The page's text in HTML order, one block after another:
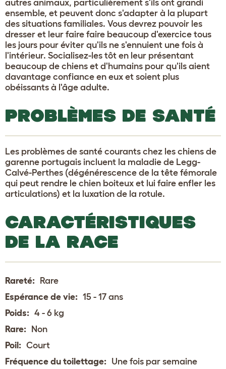
autres animaux, particulièrement s'ils ont grandi
ensemble, et peuvent donc s'adapter à la plupart
des situations familiales. Vous devrez pouvoir les
dresser et leur faire faire beaucoup d'exercice tous
les jours pour éviter qu'ils ne s'ennuient une fois à
l'intérieur. Socialisez-les tôt en leur présentant
beaucoup de chiens et d'humains pour qu'ils aient
davantage confiance en eux et soient plus
obéissants à l'âge adulte.
PROBLÈMES DE SANTÉ
Les problèmes de santé courants chez les chiens de
garenne portugais incluent la maladie de Legg-
Calvé-Perthes (dégénérescence de la tête fémorale
qui peut rendre le chien boiteux et lui faire enfler les
articulations) et la luxation de la rotule.
CARACTÉRISTIQUES
DE LA RACE
Rareté: Rare
Espérance de vie: 15 - 17 ans
Poids: 4 - 6 kg
Rare: Non
Poil: Court
Fréquence du toilettage: Une fois par semaine